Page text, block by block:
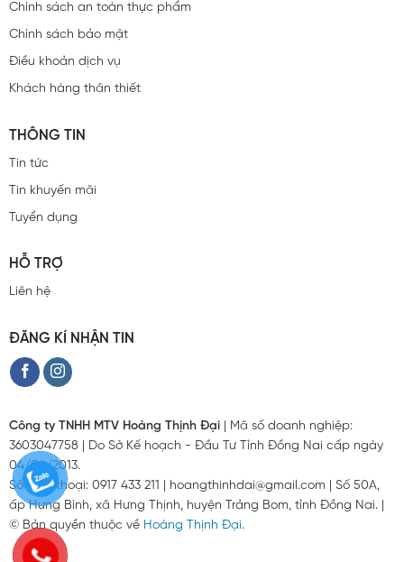
Chính sách an toàn thực phẩm
Chính sách bảo mật
Điều khoản dịch vụ
Khách hàng thân thiết
THÔNG TIN
Tin tức
Tin khuyến mãi
Tuyển dụng
HỖ TRỢ
Liên hệ
ĐĂNG KÍ NHẬN TIN
Công ty TNHH MTV Hoàng Thịnh Đại| Mã số doanh nghiệp:
3603047758 | Do Sở Kế hoạch - Đầu Tư Tỉnh Đồng Nai cấp ngày
04/04/2013.
Số điện thoại: 0917 433 211 | hoangthinhdai@gmail.com | Số 50A,
ấp Hưng Bình, xã Hưng Thịnh, huyện Trảng Bom, tỉnh Đồng Nai. |
© Bản quyền thuộc về Hoàng Thịnh Đại.